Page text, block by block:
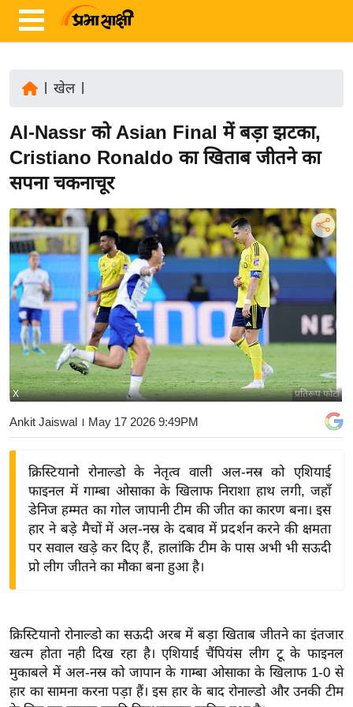
ज़ा
ख
र
रा
ष्ट्री
य
अं
त
र्रा
ष्ट्री
य
बि
ज़
ने
द्यो
शे
ष
ज्ञ
रा
खेल|
Al-Nassr को Asian Final में बड़ा झटका,
Cristiano Ronaldo का खिताब जीतने का
सपना चकनाचूर
प्रतिरूप फोटो
X
Ankit Jaiswal । May 17 2026 9:49PM
क्रिस्टियानो रोनाल्डो के नेतृत्व वाली अल-नस्र को एशियाई
फाइनल में गाम्बा ओसाका के खिलाफ निराशा हाथ लगी, जहाँ
डेनिज हम्मत का गोल जापानी टीम की जीत का कारण बना। इस
हार ने बड़े मैचों में अल-नस्र के दबाव में प्रदर्शन करने की क्षमता
पर सवाल खड़े कर दिए हैं, हालांकि टीम के पास अभी भी सऊदी
प्रो लीग जीतने का मौका बना हुआ है।
क्रिस्टियानो रोनाल्डो का सऊदी अरब में बड़ा खिताब जीतने का इंतजार
खत्म होता नही दिख रहा है। एशियाई चैंपियंस लीग टू के फाइनल
मुकाबले में अल-नस्र को जापान के गाम्बा ओसाका के खिलाफ 1-0 से
हार का सामना करना पड़ा हैं। इस हार के बाद रोनाल्डो और उनकी टीम